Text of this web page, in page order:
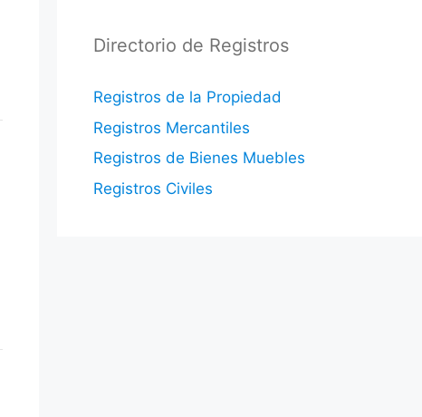
Directorio de Registros
Registros de la Propiedad
Registros Mercantiles
Registros de Bienes Muebles
Registros Civiles